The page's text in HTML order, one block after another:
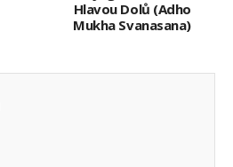
Hlavou Dolů (Adho
Mukha Svanasana)